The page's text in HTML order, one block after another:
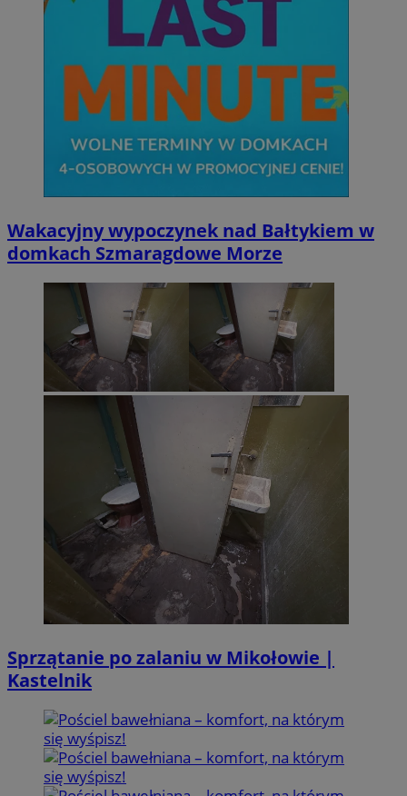
Wakacyjny wypoczynek nad Bałtykiem w
domkach Szmaragdowe Morze
Sprzątanie po zalaniu w Mikołowie |
Kastelnik